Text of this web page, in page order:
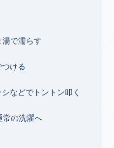
で濡らす
ける
などでトントン叩く
常の洗濯へ